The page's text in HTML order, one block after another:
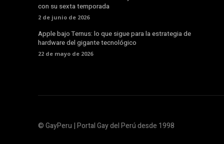
con su sexta temporada
2 de junio de 2026
Apple bajo Ternus: lo que sigue para la estrategia de
hardware del gigante tecnológico
22 de mayo de 2026
© GayPeru | Portal Gay del Perú desde 1998